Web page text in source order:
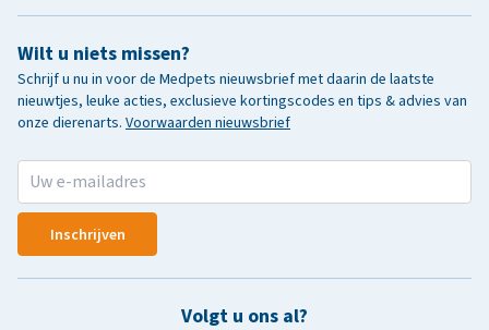
Wilt u niets missen?
Schrijf u nu in voor de Medpets nieuwsbrief met daarin de laatste
nieuwtjes, leuke acties, exclusieve kortingscodes en tips & advies van
onze dierenarts. Voorwaarden nieuwsbrief
Inschrijven
Volgt u ons al?